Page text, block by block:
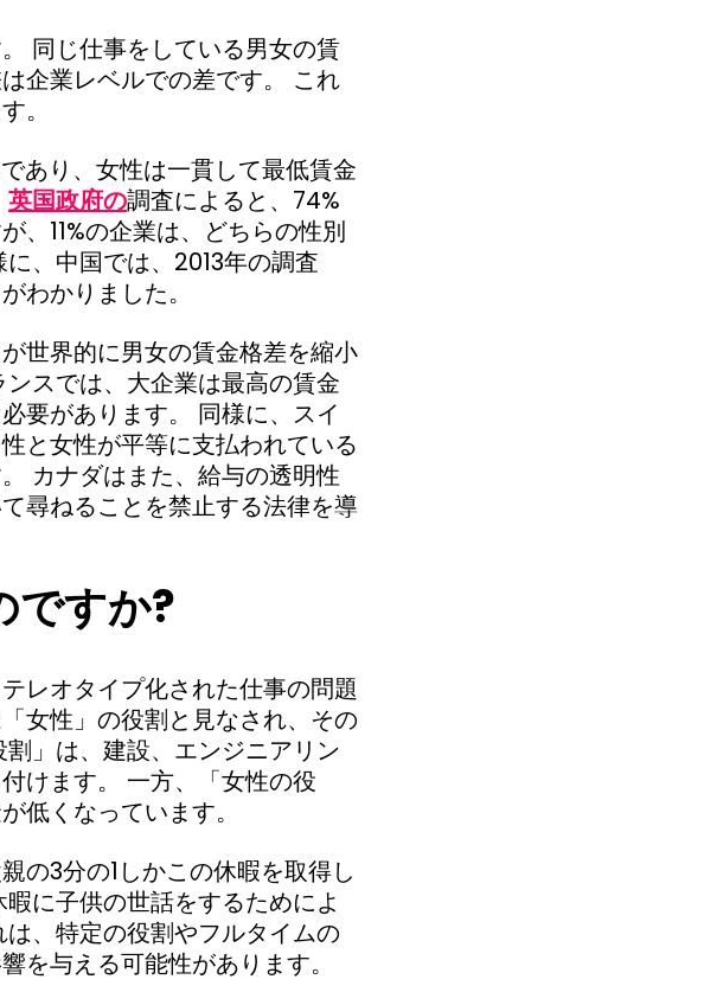
同じ仕事をしている男女の賃
企業レベルでの差です。 これ
。
あり、女性は一貫して最低賃金
英国政府の調査によると、74%
、11%の企業は、どちらの性別
、中国では、2013年の調査
わかりました。
世界的に男女の賃金格差を縮小
スでは、大企業は最高の賃金
要があります。 同様に、スイ
と女性が平等に支払われている
カナダはまた、給与の透明性
尋ねることを禁止する法律を導
ですか?
レオタイプ化された仕事の問題
女性」の役割と見なされ、その
」は、建設、エンジニアリン
けます。 一方、「女性の役
低くなっています。
の3分の1しかこの休暇を取得し
に子供の世話をするためによ
、特定の役割やフルタイムの
を与える可能性があります。